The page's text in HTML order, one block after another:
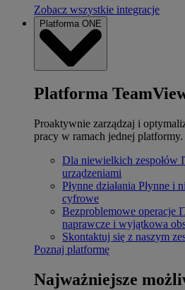
Zobacz wszystkie integracje
Platforma ONE
Platforma
Proaktywnie zarządzaj i
pracy w ramach jednej platformy.
Dla niewielkich zespołów
urządzeniami
Płynne działania Płynne i
cyfrowe
Bezproblemowe operacje
naprawcze i wyjątkowa
Skontaktuj się z naszym
Poznaj platformę
Najważniejsze